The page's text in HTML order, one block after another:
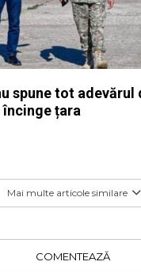
spune tot adevărul
țara
Mai multe articole similare
COMENTEAZĂ